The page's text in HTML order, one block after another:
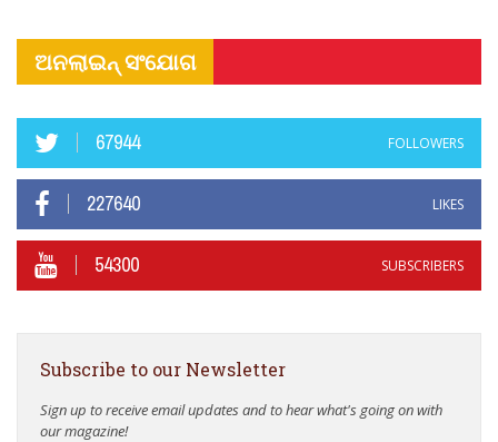
ଅନଲାଇନ୍ ସଂଯୋଗ
67944 FOLLOWERS
227640 LIKES
54300 SUBSCRIBERS
Subscribe to our Newsletter
Sign up to receive email updates and to hear what's going on with
our magazine!